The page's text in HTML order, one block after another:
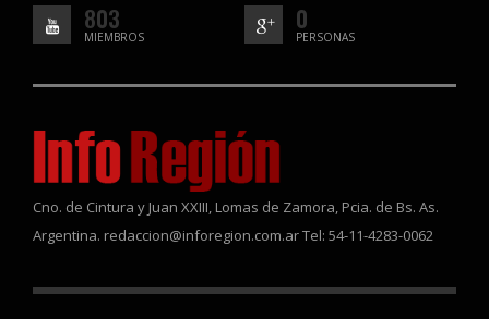
803
MIEMBROS
0
PERSONAS
Cno. de Cintura y Juan XXIII, Lomas de Zamora, Pcia. de Bs. As.
Argentina. redaccion@inforegion.com.ar Tel: 54-11-4283-0062